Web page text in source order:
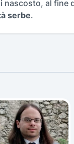
nascosto, al fine
serbe.